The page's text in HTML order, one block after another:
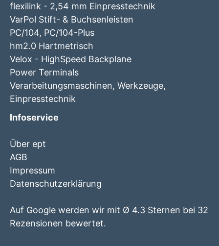
flexilink - 2,54 mm Einpresstechnik
VarPol Stift- & Buchsenleisten
PC/104, PC/104-Plus
hm2.0 Hartmetrisch
Velox - HighSpeed Backplane
Power Terminals
Verarbeitungsmaschinen, Werkzeuge,
Einpresstechnik
Infoservice
Über ept
AGB
Impressum
Datenschutzerklärung
Auf Google werden wir mit Ø 4.3 Sternen bei 32
Rezensionen bewertet.